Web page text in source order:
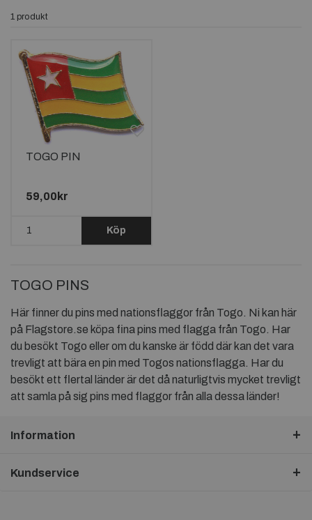
1 produkt
TOGO PIN
59,00kr
Köp
TOGO PINS
Här finner du pins med nationsflaggor från Togo. Ni kan här
på Flagstore.se köpa fina pins med flagga från Togo. Har
du besökt Togo eller om du kanske är född där kan det vara
trevligt att bära en pin med Togos nationsflagga. Har du
besökt ett flertal länder är det då naturligtvis mycket trevligt
att samla på sig pins med flaggor från alla dessa länder!
Information
Kundservice